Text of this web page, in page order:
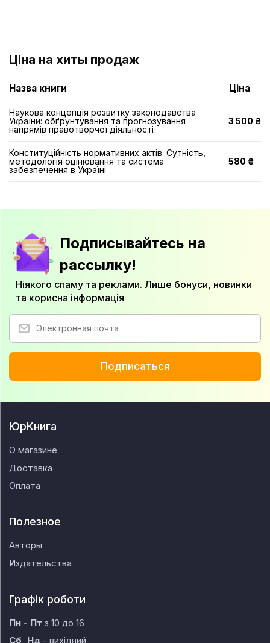
Ціна на хиты продаж
Назва книги Ціна
Наукова концепція розвитку законодавства
України: обґрунтування та прогнозування
напрямів правотворчої діяльності
3 500 ₴
Конституційність нормативних актів. Сутність,
методологія оцінювання та система
забезпечення в Україні
580 ₴
Подписывайтесь на
рассылку!
Ніякого спаму та реклами. Лише бонуси, новинки
та корисна інформація
Подписаться
ЮрКнига
О магазине
Доставка
Оплата
Полезное
Авторы
Издательства
Графік роботи
Пн - Пт з 10 до 16
Сб, Нд - вихідний